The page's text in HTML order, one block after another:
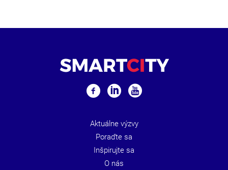
Aktuálne výzvy
Poraďte sa
Inšpirujte sa
O nás